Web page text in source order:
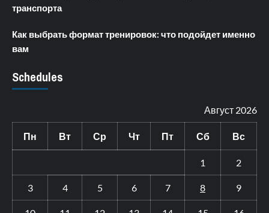
транспорта
Как выбрать формат тренировок: что подойдет именно
вам
Schedules
Август 2026
Пн Вт Ср Чт Пт Сб Вс
1 2
3 4 5 6 7 8 9